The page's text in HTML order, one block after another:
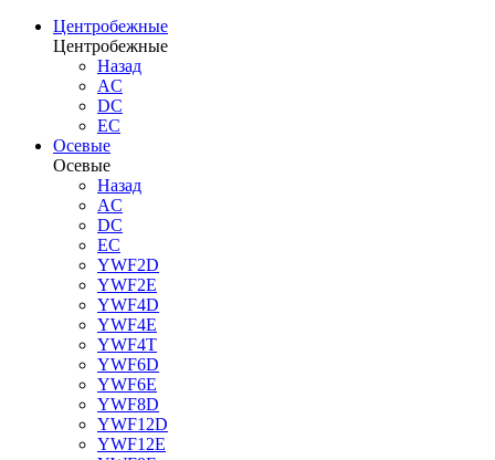
Центробежные
Центробежные
Назад
AC
DC
EC
Осевые
Осевые
Назад
AC
DC
EC
YWF2D
YWF2E
YWF4D
YWF4E
YWF4T
YWF6D
YWF6E
YWF8D
YWF12D
YWF12E